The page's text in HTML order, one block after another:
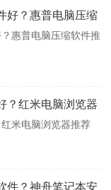
好？惠普电脑压缩
惠普电脑压缩软件推
？红米电脑浏览器
米电脑浏览器推荐
件？神舟笔记本安